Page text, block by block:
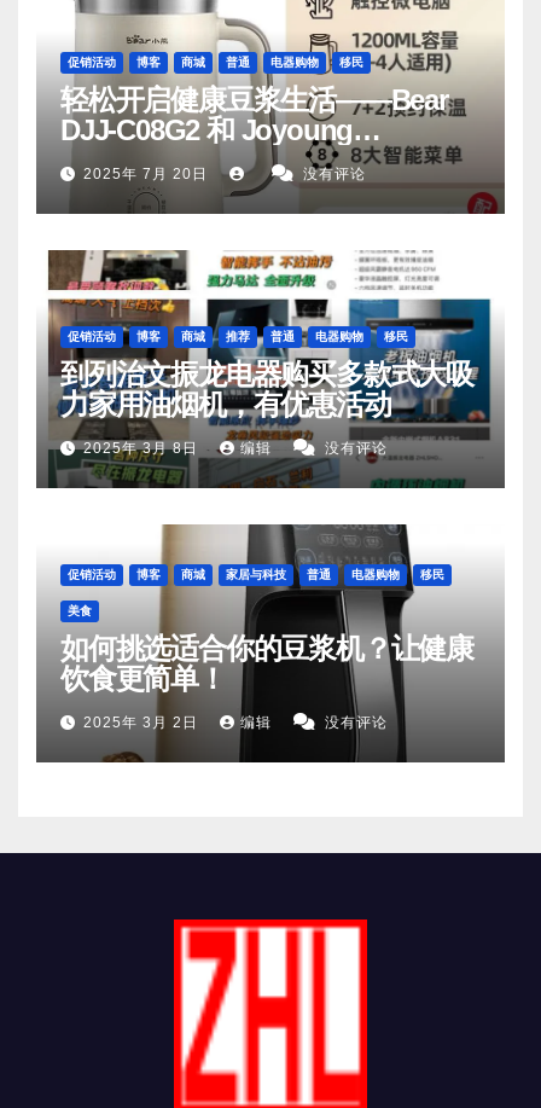
促销活动 博客 商城 普通 电器购物 移民
轻松开启健康豆浆生活——Bear
DJJ‑C08G2 和 Joyoung
DJ06M‑D53，你值得拥有
2025年 7月 20日 没有评论
促销活动 博客 商城 推荐 普通 电器购物 移民
到列治文振龙电器购买多款式大吸
力家用油烟机，有优惠活动
2025年 3月 8日 编辑 没有评论
促销活动 博客 商城 家居与科技 普通 电器购物 移民
美食
如何挑选适合你的豆浆机？让健康
饮食更简单！
2025年 3月 2日 编辑 没有评论